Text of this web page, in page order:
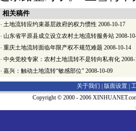
相关稿件
· 土地流转应约束基层政府的权力惯性 2008-10-17
· 山东省平原县成立设立农村土地流转服务站 2008-
· 重庆土地流转面临年限产权不规范难题 2008-10-14
· 中央党校专家：农村土地流转不是转向私有化
· 嘉兴：触动土地流转“敏感部位” 2008-10-09
关于我们 | 版面设置
Copyright © 2000 - 2006